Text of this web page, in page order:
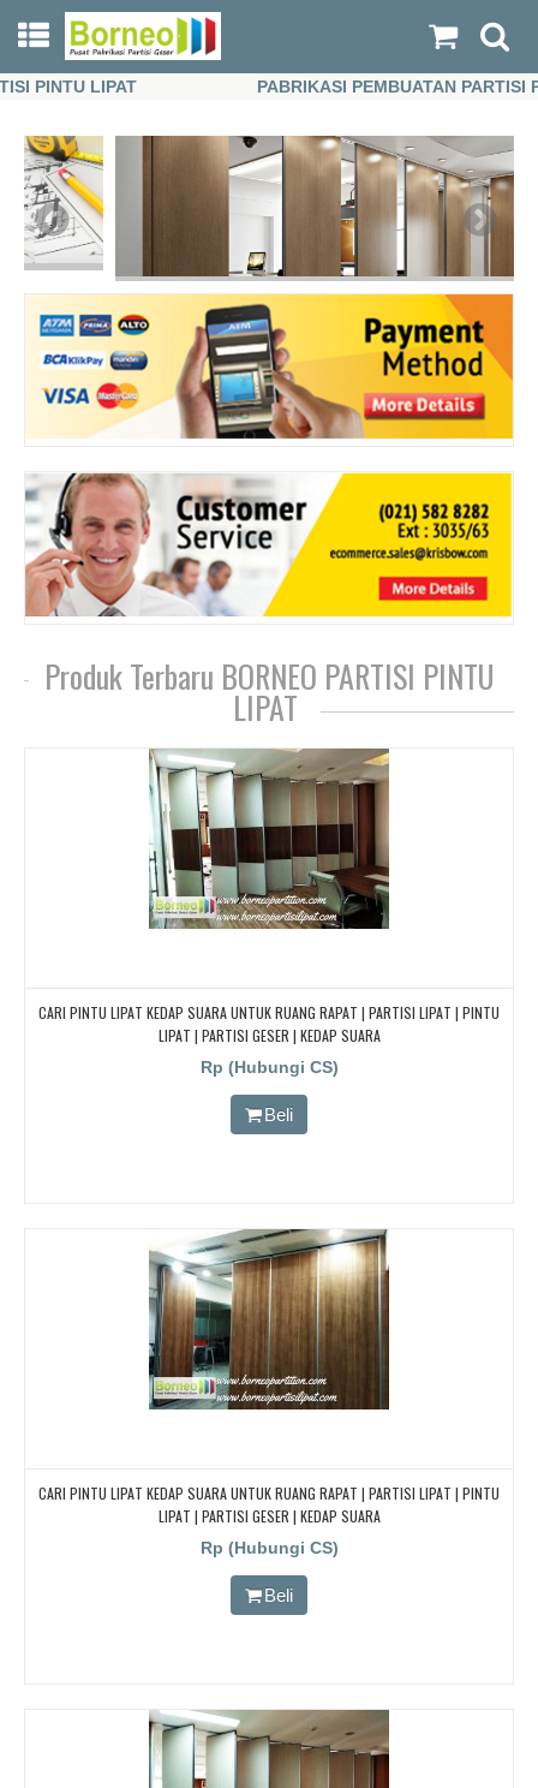
PINTU LIPAT
PABRIKASI PEMBUATAN PARTISI
Produk Terbaru BORNEO PARTISI PINTU
LIPAT
CARI PINTU LIPAT KEDAP SUARA UNTUK RUANG RAPAT | PARTISI LIPAT | PINTU
LIPAT | PARTISI GESER | KEDAP SUARA
Rp (Hubungi CS)
Beli
CARI PINTU LIPAT KEDAP SUARA UNTUK RUANG RAPAT | PARTISI LIPAT | PINTU
LIPAT | PARTISI GESER | KEDAP SUARA
Rp (Hubungi CS)
Beli